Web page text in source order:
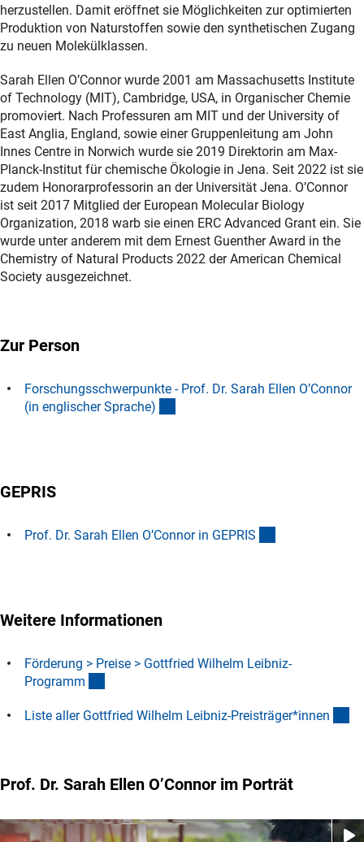
herzustellen. Damit eröffnet sie Möglichkeiten zur optimierten
Produktion von Naturstoffen sowie den synthetischen Zugang
zu neuen Molekülklassen.
Sarah Ellen O’Connor wurde 2001 am Massachusetts Institute
of Technology (MIT), Cambridge, USA, in Organischer Chemie
promoviert. Nach Professuren am MIT und der University of
East Anglia, England, sowie einer Gruppenleitung am John
Innes Centre in Norwich wurde sie 2019 Direktorin am Max-
Planck-Institut für chemische Ökologie in Jena. Seit 2022 ist sie
zudem Honorarprofessorin an der Universität Jena. O’Connor
ist seit 2017 Mitglied der European Molecular Biology
Organization, 2018 warb sie einen ERC Advanced Grant ein. Sie
wurde unter anderem mit dem Ernest Guenther Award in the
Chemistry of Natural Products 2022 der American Chemical
Society ausgezeichnet.
Zur Person
Forschungsschwerpunkte - Prof. Dr. Sarah Ellen O’Connor
(in englischer Sprache)
GEPRIS
Prof. Dr. Sarah Ellen O’Connor in GEPRI S
Weitere Informationen
Förderung > Preise > Gottfried Wilhelm Leibniz-
Programm
Liste aller Gottfried Wilhelm Leibniz-Preisträger*innen
Prof. Dr. Sarah Ellen O’Connor im Porträt